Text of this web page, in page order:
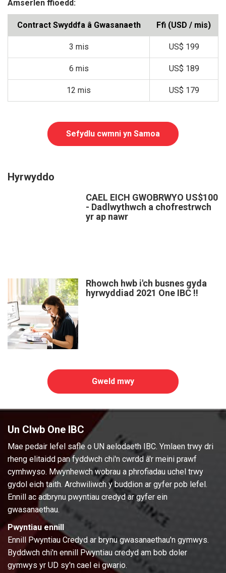
Amserlen ffioedd:
Contract Swyddfa â Gwasanaeth Ffi (USD / mis)
3 mis US$ 199
6 mis US$ 189
12 mis US$ 179
Sefydlu cwmni yn Samoa
Hyrwyddo
CAEL EICH GWOBRWYO US$100
- Dadlwythwch a chofrestrwch
yr ap nawr
Rhowch hwb i'ch busnes gyda
hyrwyddiad 2021 One IBC !!
Gweld mwy
Un Clwb One IBC
Mae pedair lefel safle o UN aelodaeth IBC. Ymlaen trwy dri
rheng elitaidd pan fyddwch chi'n cwrdd â'r meini prawf
cymhwyso. Mwynhewch wobrau a phrofiadau uchel trwy
gydol eich taith. Archwiliwch y buddion ar gyfer pob lefel.
Ennill ac adbrynu pwyntiau credyd ar gyfer ein
gwasanaethau.
Pwyntiau ennill
Ennill Pwyntiau Credyd ar brynu gwasanaethau'n gymwys.
Byddwch chi'n ennill Pwyntiau credyd am bob doler
gymwys yr UD sy'n cael ei gwario.